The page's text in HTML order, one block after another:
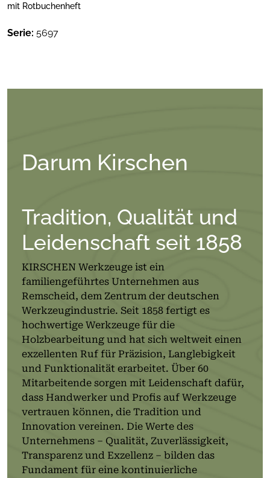
mit Rotbuchenheft
Serie: 5697
Darum Kirschen
Tradition, Qualität und
Leidenschaft seit 1858
KIRSCHEN Werkzeuge ist ein
familiengeführtes Unternehmen aus
Remscheid, dem Zentrum der deutschen
Werkzeugindustrie. Seit 1858 fertigt es
hochwertige Werkzeuge für die
Holzbearbeitung und hat sich weltweit einen
exzellenten Ruf für Präzision, Langlebigkeit
und Funktionalität erarbeitet. Über 60
Mitarbeitende sorgen mit Leidenschaft dafür,
dass Handwerker und Profis auf Werkzeuge
vertrauen können, die Tradition und
Innovation vereinen. Die Werte des
Unternehmens – Qualität, Zuverlässigkeit,
Transparenz und Exzellenz – bilden das
Fundament für eine kontinuierliche